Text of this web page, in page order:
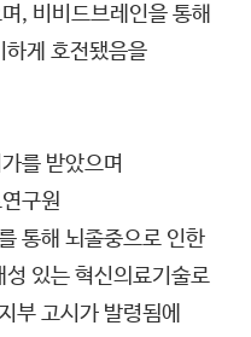
, 비비드브레인을 통해
하게 호전됐음을
를 받았으며
구원
통해 뇌졸중으로 인한
있는 혁신의료기술로
부 고시가 발령됨에